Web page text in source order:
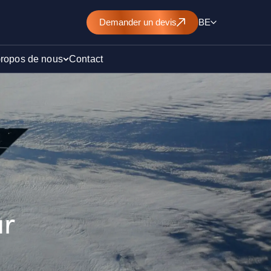
Demander un devis BE
de
de nous Contact